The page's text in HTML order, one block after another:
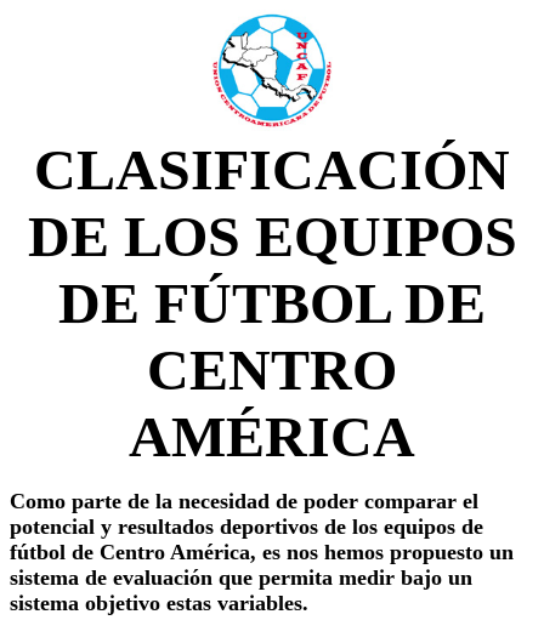
CLASIFICACIÓN
DE LOS EQUIPOS
DE FÚTBOL DE
CENTRO
AMÉRICA
Como parte de la necesidad de poder comparar el
potencial y resultados deportivos de los equipos de
fútbol de Centro América, es nos hemos propuesto un
sistema de evaluación que permita medir bajo un
sistema objetivo estas variables.